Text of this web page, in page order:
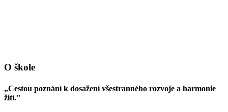
O škole
„Cestou poznání k dosažení všestranného rozvoje a harmonie
žití."